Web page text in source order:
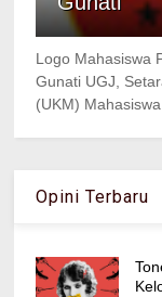
Logo Mahasiswa
Gunati UGJ,
(UKM) Mahasiswa
Opini Terbaru